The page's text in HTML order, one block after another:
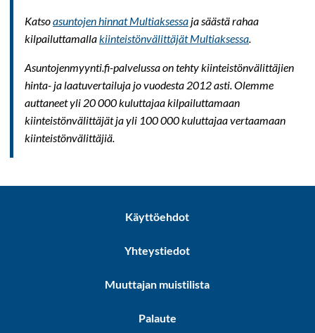
Katsoasuntojen hinnat Multiaksessa ja säästä rahaa
kilpailuttamallakiinteistönvälittäjät Multiaksessa.
Asuntojenmyynti.fi-palvelussa on tehty kiinteistönvälittäjien
hinta- ja laatuvertailuja jo vuodesta 2012 asti. Olemme
auttaneet yli 20 000 kuluttajaa kilpailuttamaan
kiinteistönvälittäjät ja yli 100 000 kuluttajaa vertaamaan
kiinteistönvälittäjiä.
Käyttöehdot
Yhteystiedot
Muuttajan muistilista
Palaute